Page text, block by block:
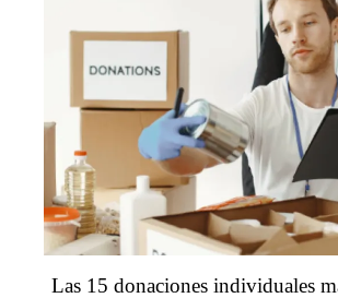
Las 15 donaciones individuales